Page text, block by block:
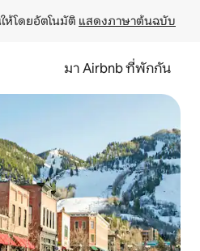
ห้โดยอัตโนมัติ แสดงภาษาต้นฉบับ
มา Airbnb ที่พักกัน